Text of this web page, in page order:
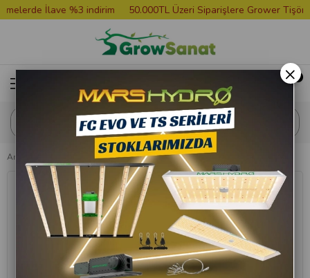
İlave %3 indirim 50.000TL Üzeri Siparişlere Grower Tişört
Anasayfa Bitki Besini Hesi Bloom Complex 5 Litre Bitki Besini
×